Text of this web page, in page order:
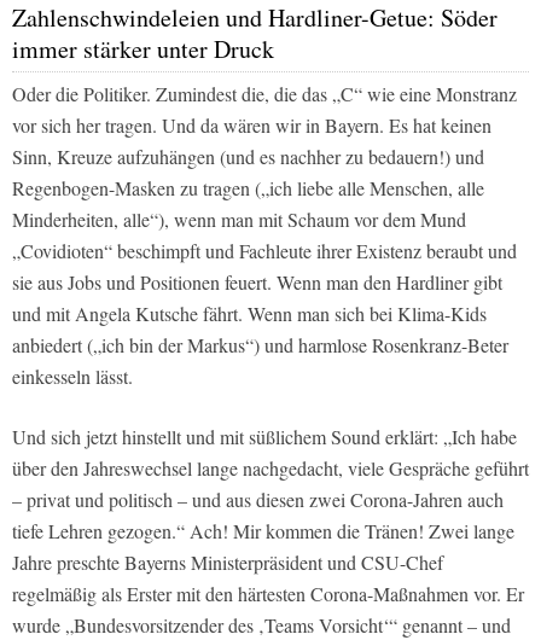
Zahlenschwindeleien und Hardliner-Getue: Söder
immer stärker unter Druck
Oder die Politiker. Zumindest die, die das „C“ wie eine Monstranz
vor sich her tragen. Und da wären wir in Bayern. Es hat keinen
Sinn, Kreuze aufzuhängen (und es nachher zu bedauern!) und
Regenbogen-Masken zu tragen („ich liebe alle Menschen, alle
Minderheiten, alle“), wenn man mit Schaum vor dem Mund
„Covidioten“ beschimpft und Fachleute ihrer Existenz beraubt und
sie aus Jobs und Positionen feuert. Wenn man den Hardliner gibt
und mit Angela Kutsche fährt. Wenn man sich bei Klima-Kids
anbiedert („ich bin der Markus“) und harmlose Rosenkranz-Beter
einkesseln lässt.
Und sich jetzt hinstellt und mit süßlichem Sound erklärt: „Ich habe
über den Jahreswechsel lange nachgedacht, viele Gespräche geführt
– privat und politisch – und aus diesen zwei Corona-Jahren auch
tiefe Lehren gezogen.“ Ach! Mir kommen die Tränen! Zwei lange
Jahre preschte Bayerns Ministerpräsident und CSU-Chef
regelmäßig als Erster mit den härtesten Corona-Maßnahmen vor. Er
wurde „Bundesvorsitzender des ‚Teams Vorsicht‘“ genannt – und